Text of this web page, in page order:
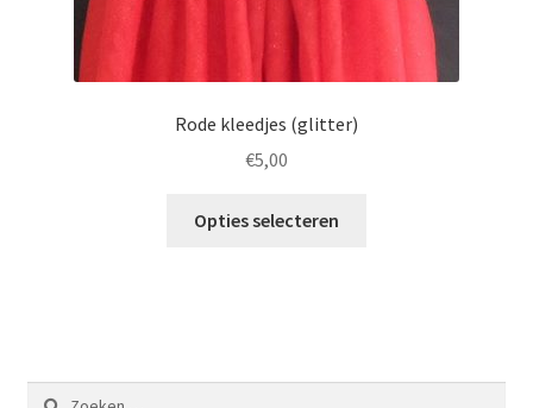
Rode kleedjes (glitter)
€5,00
Opties selecteren
Zoeken